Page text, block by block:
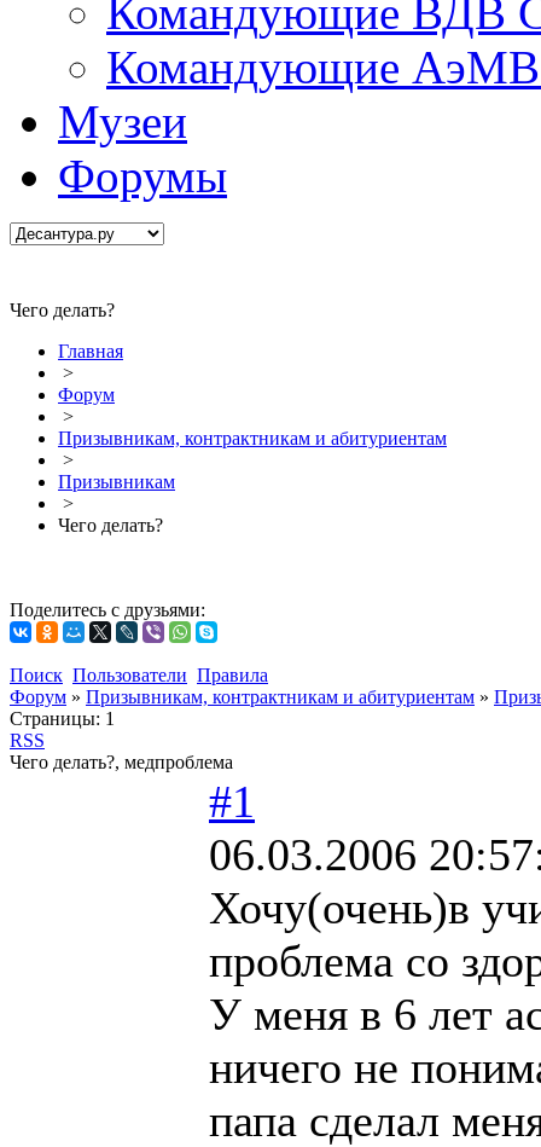
Командующие ВДВ
Командующие АэМВ
Музеи
Форумы
Чего делать?
Главная
>
Форум
>
Призывникам, контрактникам и абитуриентам
>
Призывникам
>
Чего делать?
Поделитесь с друзьями:
Поиск Пользователи Правила
Форум » Призывникам, контрактникам и абитуриентам »
Страницы: 1
RSS
Чего делать?, медпроблема
#1
06.03.2006
Хочу(очень)в
проблема со
У меня в 6 лет
ничего не
папа сделал